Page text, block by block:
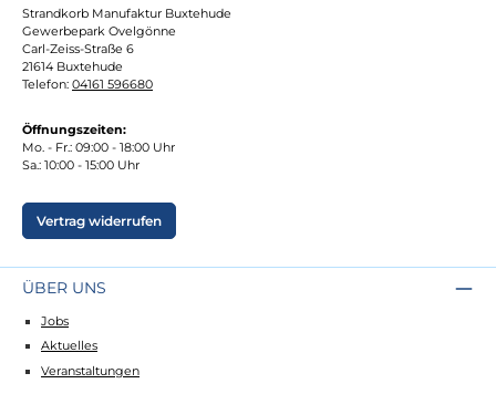
Strandkorb Manufaktur Buxtehude
Gewerbepark Ovelgönne
Carl-Zeiss-Straße 6
21614 Buxtehude
Telefon: 04161 596680
Öffnungszeiten:
Mo. - Fr.: 09:00 - 18:00 Uhr
Sa.: 10:00 - 15:00 Uhr
Vertrag widerrufen
ÜBER UNS
Jobs
Aktuelles
Veranstaltungen